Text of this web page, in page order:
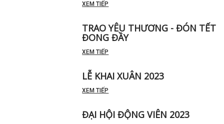
XEM TIẾP
TRAO YÊU THƯƠNG - ĐÓN TẾT
ĐONG ĐẦY
XEM TIẾP
LỄ KHAI XUÂN 2023
XEM TIẾP
ĐẠI HỘI ĐỘNG VIÊN 2023